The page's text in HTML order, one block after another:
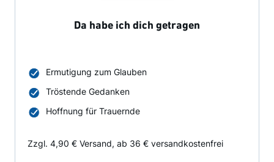
Da habe ich dich getragen
Ermutigung zum Glauben
Tröstende Gedanken
Hoffnung für Trauernde
Zzgl. 4,90 € Versand, ab 36 € versandkostenfrei